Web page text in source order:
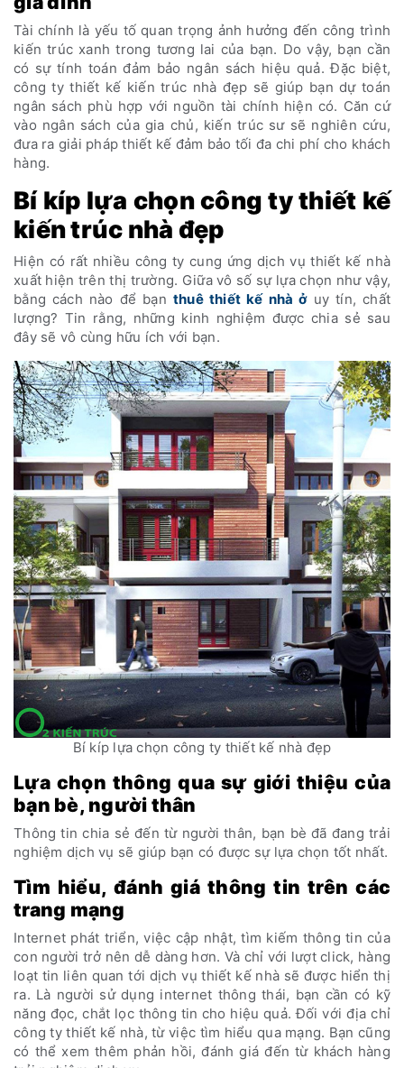
Tài chính là yếu tố quan trọng ảnh hưởng đến công trình
kiến trúc xanh trong tương lai của bạn. Do vậy, bạn cần
có sự tính toán đảm bảo ngân sách hiệu quả. Đặc biệt,
công ty thiết kế kiến trúc nhà đẹp sẽ giúp bạn dự toán
ngân sách phù hợp với nguồn tài chính hiện có. Căn cứ
vào ngân sách của gia chủ, kiến trúc sư sẽ nghiên cứu,
đưa ra giải pháp thiết kế đảm bảo tối đa chi phí cho khách
hàng.
Bí kíp lựa chọn công ty thiết kế
kiến trúc nhà đẹp
Hiện có rất nhiều công ty cung ứng dịch vụ thiết kế nhà
xuất hiện trên thị trường. Giữa vô số sự lựa chọn như vậy,
bằng cách nào để bạn thuê thiết kế nhà ở uy tín, chất
lượng? Tin rằng, những kinh nghiệm được chia sẻ sau
đây sẽ vô cùng hữu ích với bạn.
Bí kíp lựa chọn công ty thiết kế nhà đẹp
Lựa chọn thông qua sự giới thiệu của
bạn bè, người thân
Thông tin chia sẻ đến từ người thân, bạn bè đã đang trải
nghiệm dịch vụ sẽ giúp bạn có được sự lựa chọn tốt nhất.
Tìm hiểu, đánh giá thông tin trên các
trang mạng
Internet phát triển, việc cập nhật, tìm kiếm thông tin của
con người trở nên dễ dàng hơn. Và chỉ với lượt click, hàng
loạt tin liên quan tới dịch vụ thiết kế nhà sẽ được hiển thị
ra. Là người sử dụng internet thông thái, bạn cần có kỹ
năng đọc, chắt lọc thông tin cho hiệu quả. Đối với địa chỉ
công ty thiết kế nhà, từ việc tìm hiểu qua mạng. Bạn cũng
có thể xem thêm phản hồi, đánh giá đến từ khách hàng